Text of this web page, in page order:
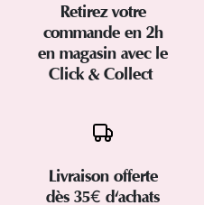
Retirez votre
commande en 2h
en magasin avec le
Click & Collect
Livraison offerte
dès 35€ d'achats